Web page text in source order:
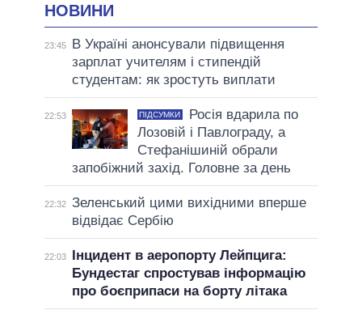
НОВИНИ
23:45
В Україні анонсували підвищення
зарплат учителям і стипендій
студентам: як зростуть виплати
22:53 ПІДСУМКИ
Росія вдарила по
Лозовій і Павлограду, а
Стефанішиній обрали
запобіжний захід. Головне за день
22:32 Зеленський цими вихідними вперше
відвідає Сербію
22:03
Інцидент в аеропорту Лейпцига:
Бундестаг спростував інформацію
про боєприпаси на борту літака